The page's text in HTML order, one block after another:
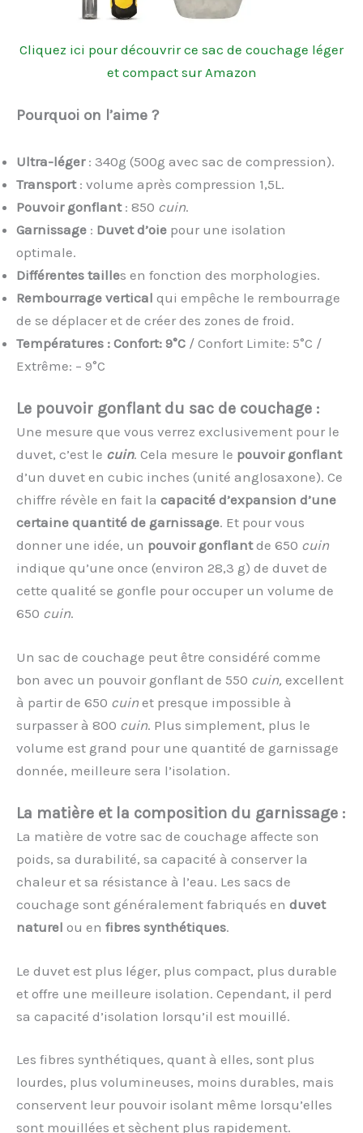
Cliquez ici pour découvrir ce sac de couchage léger
et compact sur Amazon
Pourquoi on l’aime ?
Ultra-léger: 340g (500g avec sac de compression).
Transport: volume après compression 1,5L.
Pouvoir gonflant: 850 cuin.
Garnissage : Duvet d’oie pour une isolation
optimale.
Différentes tailles en fonction des morphologies.
Rembourrage vertical qui empêche le rembourrage
de se déplacer et de créer des zones de froid.
Températures : Confort: 9°C / Confort Limite: 5°C /
Extrême: – 9°C
Le pouvoir gonflant du sac de couchage :
Une mesure que vous verrez exclusivement pour le
duvet, c’est le cuin. Cela mesure le pouvoir gonflant
d’un duvet en cubic inches (unité anglosaxone). Ce
chiffre révèle en fait la capacité d’expansion d’une
certaine quantité de garnissage. Et pour vous
donner une idée, un pouvoir gonflantde 650 cuin
indique qu’une once (environ 28,3 g) de duvet de
cette qualité se gonfle pour occuper un volume de
650 cuin.
Un sac de couchage peut être considéré comme
bon avec un pouvoir gonflant de 550 cuin, excellent
à partir de 650 cuin et presque impossible à
surpasser à 800 cuin. Plus simplement, plus le
volume est grand pour une quantité de garnissage
donnée, meilleure sera l’isolation.
La matière et la composition du garnissage :
La matière de votre sac de couchage affecte son
poids, sa durabilité, sa capacité à conserver la
chaleur et sa résistance à l’eau. Les sacs de
couchage sont généralement fabriqués en duvet
naturel ou en fibres synthétiques.
Le duvet est plus léger, plus compact, plus durable
et offre une meilleure isolation. Cependant, il perd
sa capacité d’isolation lorsqu’il est mouillé.
Les fibres synthétiques, quant à elles, sont plus
lourdes, plus volumineuses, moins durables, mais
conservent leur pouvoir isolant même lorsqu’elles
sont mouillées et sèchent plus rapidement.